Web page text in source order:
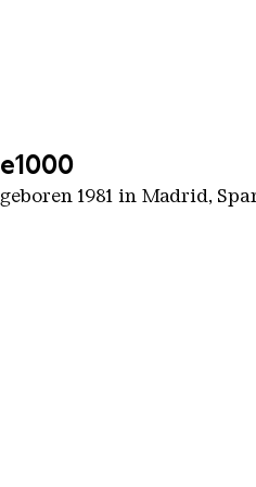
e1000
geboren 1981 in Madrid,